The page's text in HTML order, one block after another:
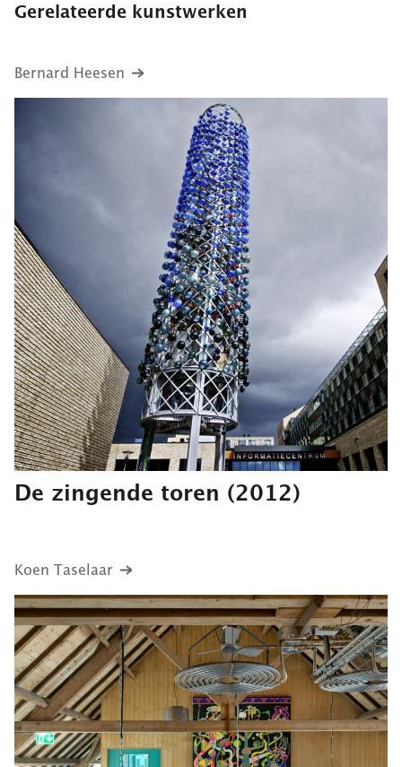
Gerelateerde kunstwerken
Bernard Heesen
De zingende toren (2012)
Koen Taselaar